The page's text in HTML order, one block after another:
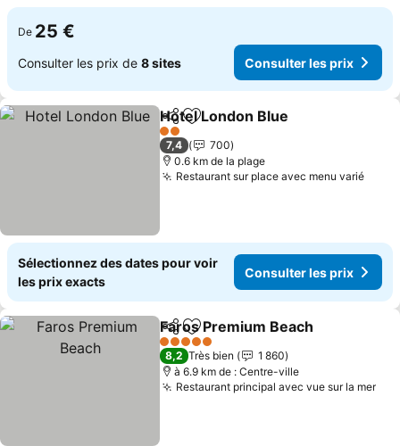
De 25 €
Consulter les prix de 8 sites Consulter les prix
PartagerAjouter à mes favoris
Hotel London Blue
2 Étoiles
7,4
700
0.6 km de la plage
Restaurant sur place avec menu varié
Sélectionnez des dates pour voir
les prix exacts
Consulter les prix
PartagerAjouter à mes favoris
Faros Premium Beach
5 Étoiles
8,2 Très bien
1 860
à 6.9 km de : Centre-ville
Restaurant principal avec vue sur la mer